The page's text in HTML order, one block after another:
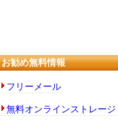
お勧め無料情報
フリーメール
無料オンラインストレージ